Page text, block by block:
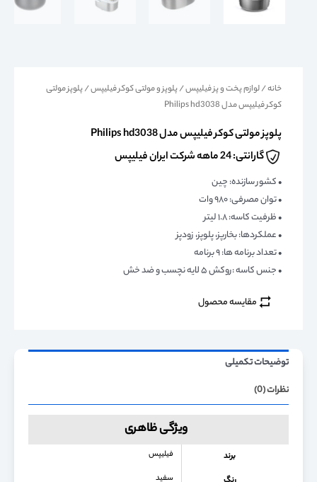
خانه/لوازم پخت و پز فیلیپس/پلوپز و مولتی کوکر فیلیپس/ پلوپز مولتی
کوکر فیلیپس مدل Philips hd3038
پلوپز مولتی کوکر فیلیپس مدل Philips hd3038
گارانتی: 24 ماهه شرکت ایران فیلیپس
• کشور سازنده: چین
• توان مصرفی: ۹۸۰ وات
• ظرفیت کاسه: ۱.۸ لیتر
• عملکردها: بخارپز، پلوپز، زودپز
• تعداد برنامه ها: ۹ برنامه
• جنس کاسه :روکش ۵ لایه نچسب و ضد خش
مقایسه محصول
توضیحات تکمیلی
نظرات (0)
ویژگی ظاهری
برند فیلیپس
سفید